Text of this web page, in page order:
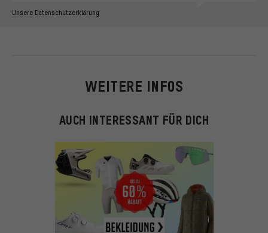
Unsere Datenschutzerklärung
WEITERE INFOS
AUCH INTERESSANT FÜR DICH